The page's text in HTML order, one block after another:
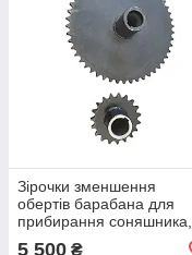
Зірочки зменшення
обертів барабана для
прибирання соняшника,
Сої ЄНІСЕЙ Z=49,Z=19
5 500 ₴